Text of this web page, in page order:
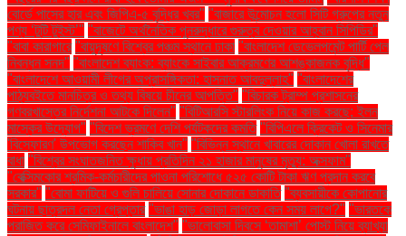
বোর্ডে পাসের হার এবং জিপিএ-৫ বৃদ্ধির খবর" "বাজারে উন্মোচন হলো সিটি গ্রুপের নতুন
পণ্য ‘টুটি টুইস্ট’" "বাজেটে অর্থনৈতিক পুনরুদ্ধারে গুরুত্ব দেওয়ার আহ্বান সিপিডির"
"বাবা কারাগারে "বায়ুদূষণে বিশ্বের পঞ্চম স্থানে ঢাকা "বাংলাদেশ ডেভেলপমেন্ট পার্টি পেল
নিবন্ধন সনদ" "বাংলাদেশ ব্যাংক: ব্যাংকে সাইবার আক্রমণের আশঙ্কাজনক বৃদ্ধি"
"বাংলাদেশে আওয়ামী লীগের অপ্রাসঙ্গিকতা: হাসনাত আবদুল্লাহ" "বাংলাদেশের
পাঠ্যবইতে মানচিত্র ও তথ্য বিষয়ে চীনের আপত্তি" "বিচারক ট্রাম্প প্রশাসনের
গণবরখাস্তের নির্দেশনা আটকে দিলেন" "বিটিআরসি স্টারলিংক নিয়ে কাজ করছে: ইলন
মাস্কের উদ্যোগ" "বিদেশ ভ্রমণে দেশি পর্যটকদের কমতি "বিপিএলে ক্রিকেট ও সিনেমার
'বিস্ফোরণ' উপভোগ করছেন শাকিব খান" "বিভিন্ন স্থানে খাবারের দোকান খোলা রাখতে
বাধা "বিশ্বের সংঘাতজনিত ক্ষুধায় প্রতিদিন ২১ হাজার মানুষের মৃত্যু: অক্সফাম"
"বেক্সিমকোর শ্রমিক-কর্মচারীদের পাওনা পরিশোধে ৫২৫ কোটি টাকা ঋণ প্রদান করবে
সরকার" "বোমা ফাটিয়ে ও গুলি চালিয়ে সোনার দোকানে ডাকাতি "ব্যবসায়ীকে কোপানোর
ঘটনায় ছাত্রদল নেতা গ্রেপ্তার "ভাঙা হাড় জোড়া লাগতে কেন সময় লাগে?" "ভারতকে
পরাজিত করে সেমিফাইনালে বাংলাদেশ" "ভালোবাসা দিবসে ‘তামাশা’ পোস্ট নিয়ে ব্যাখ্যা